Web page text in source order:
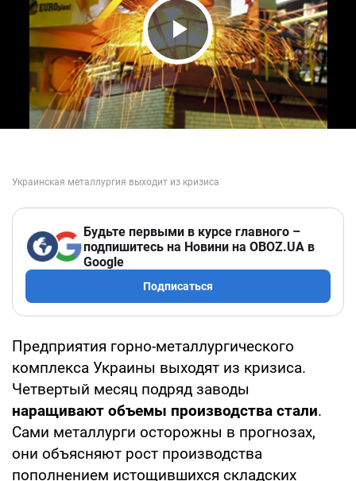
Play Video
Будьте первыми в курсе главного –
подпишитесь на Новини на OBOZ.UA в
Google
Подписаться
Предприятия горно-металлургического
комплекса Украины выходят из кризиса.
Четвертый месяц подряд заводы
наращивают объемы производства стали.
Сами металлурги осторожны в прогнозах,
они объясняют рост производства
пополнением истощившихся складских